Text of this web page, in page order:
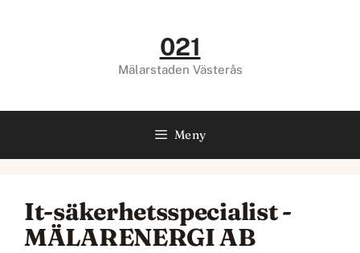
021
Mälarstaden Västerås
Meny
It-säkerhetsspecialist -
MÄLARENERGI AB